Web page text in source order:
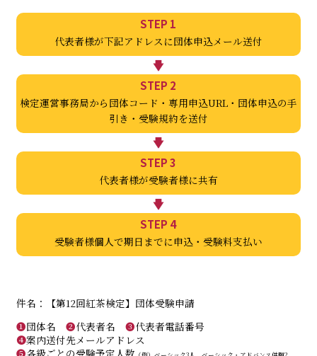
STEP 1
代表者様が下記アドレス に団体申込メール送付
STEP 2
検定運営事務局から 団体コード・ 専用申込URL・団体申込の手
引き・受験規約を送付
STEP 3
代表者様が受験者様に共有
STEP 4
受験者様個人で期日までに申込・受験料支払い
件名：【第12回紅茶検定】団体受験申請
❶団体名❷代表者名❸代表者電話番号
❹案内送付先メールアドレス
❺各級ごとの受験予定人数